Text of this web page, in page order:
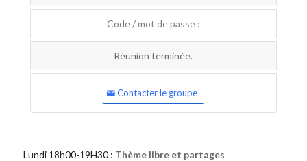
Code / mot de passe :
Réunion terminée.
Contacter le groupe
Lundi 18h00-19H30 : Thème libre et partages